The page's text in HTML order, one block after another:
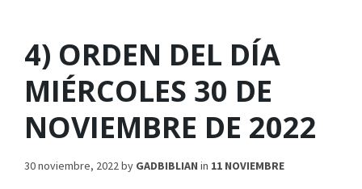
4) ORDEN DEL DÍA
MIÉRCOLES 30 DE
NOVIEMBRE DE 2022
30 noviembre, 2022by GADBIBLIAN in 11 NOVIEMBRE